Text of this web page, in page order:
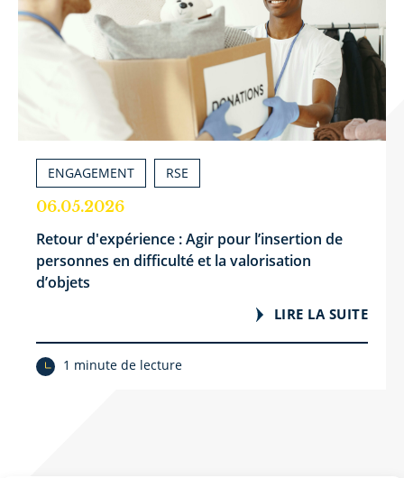
ENGAGEMENT RSE
06.05.2026
Retour d'expérience : Agir pour l’insertion de
personnes en difficulté et la valorisation
d’objets
LIRE LA SUITE
1 minute de lecture